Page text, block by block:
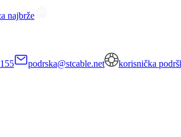
najbrže
podrska@stcable.net korisnička